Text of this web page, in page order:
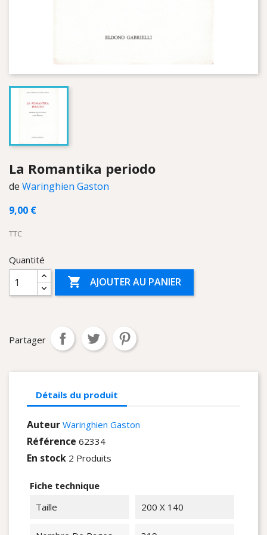
La Romantika periodo
de Waringhien Gaston
9,00 €
TTC
Quantité
 AJOUTER AU PANIER
Partager
Détails du produit
Auteur Waringhien Gaston
Référence 62334
En stock 2 Produits
Fiche technique
Taille
200 X 140